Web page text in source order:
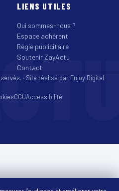
LIENS UTILES
Qui sommes-nous ?
Espace adhérent
Régie publicitaire
Soutenir ZayActu
Contact
· Site réalisé par Enjoy Digital
CGUAccessibilité